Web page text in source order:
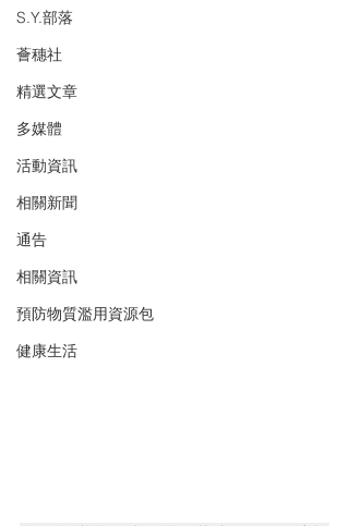
S.Y.部落
薈穗社
精選文章
多媒體
活動資訊
相關新聞
通告
相關資訊
預防物質濫用資源包
健康生活